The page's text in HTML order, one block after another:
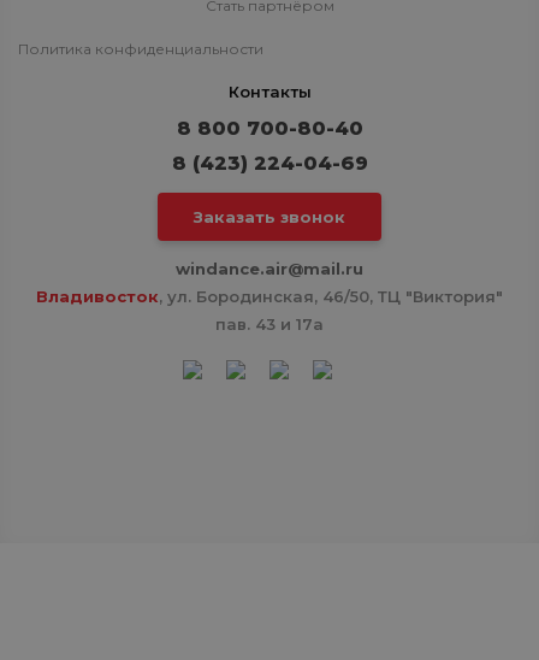
Стать партнёром
Политика конфиденциальности
Контакты
8 800 700-80-40
8 (423) 224-04-69
Заказать звонок
windance.air@mail.ru
Владивосток, ул. Бородинская, 46/50, ТЦ "Виктория"
пав. 43 и 17а